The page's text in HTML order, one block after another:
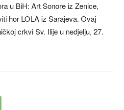
u BiH: Art Sonore iz Zenice,
hor LOLA iz Sarajeva. Ovaj
crkvi Sv. Ilije u nedjelju, 27.